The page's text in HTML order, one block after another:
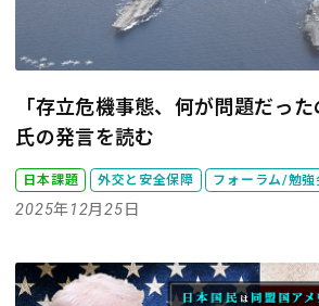
「存立危機事態、何が問題だっ
氏の発言を読む
日本課題 外交と安全保障 フォーラム/勉強
2025年12月25日